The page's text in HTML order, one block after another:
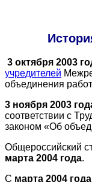
3 октября 2003
учредителей
объединения
3 ноября 2003
соответствии с
законом «Об
Общероссийский
марта 2004 года.
С марта 2004 года